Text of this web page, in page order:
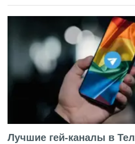
Лучшие гей-каналы в